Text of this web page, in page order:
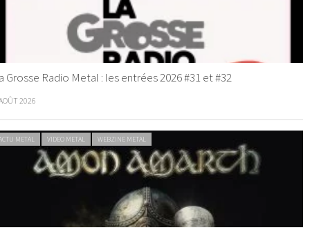
Grosse Radio Metal : les entrées 2026 #31 et #32
2026
METAL VIDEO METAL WEBZINE METAL